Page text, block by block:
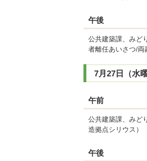
午後
公共建築課、みど
者離任あいさつ/両
7月27日（水曜
午前
公共建築課、みど
造拠点シリウス）
午後